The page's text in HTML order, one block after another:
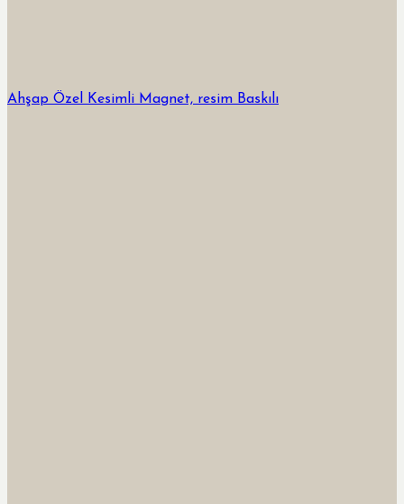
Ahşap Özel Kesimli Magnet, resim Baskılı